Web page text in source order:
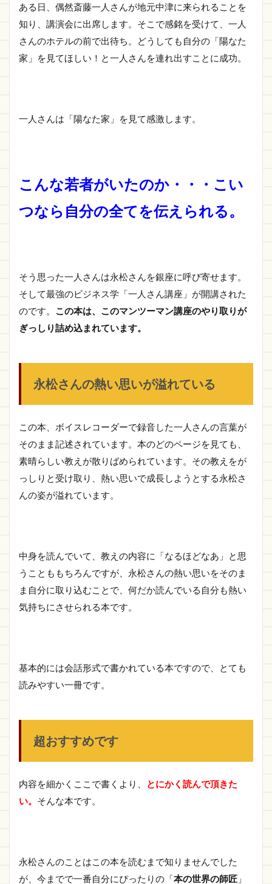
ある日、偶然斎藤一人さんが地元中津に来られることを
知り、講演会に出席します。そこで感銘を受けて、一人
さんのホテルの前で出待ち。どうしても自分の「陽なた
家」を見てほしい！と一人さんを連れ出すことに成功。
一人さんは「陽なた家」を見て感激します。
こんな若者がいたのか・・・こい
つなら自分の全てを伝えられる。
そう思った一人さんは永松さんを銀座に呼び寄せます。
そして最強のビジネス学「一人さん講座」が開講された
のです。 この本は、このマンツーマン講座のやり取りが
ぎっしり詰め込まれています。
永松さんの熱い思いが溢れている
この本、ボイスレコーダーで録音した一人さんの言葉が
そのまま記述されています。本のどのページを見ても、
素晴らしい教えが散りばめられています。その教えをが
っしりと受け取り、熱い思いで成長しようとする永松さ
んの姿が溢れています。
中身を読んでいて、教えの内容に「なるほどなあ」と思
うことももちろんですが、永松さんの熱い思いをそのま
ま自分に取り込むことで、何だか読んでいる自分も熱い
気持ちにさせられる本です。
基本的には会話形式で書かれている本ですので、とても
読みやすい一冊です。
超おすすめです
内容を細かくここで書くより、
とにかく読んで頂きた
い。 そんな本です。
永松さんのことはこの本を読むまで知りませんでした
が、今までで一番自分にぴったりの「本の世界の師匠 」